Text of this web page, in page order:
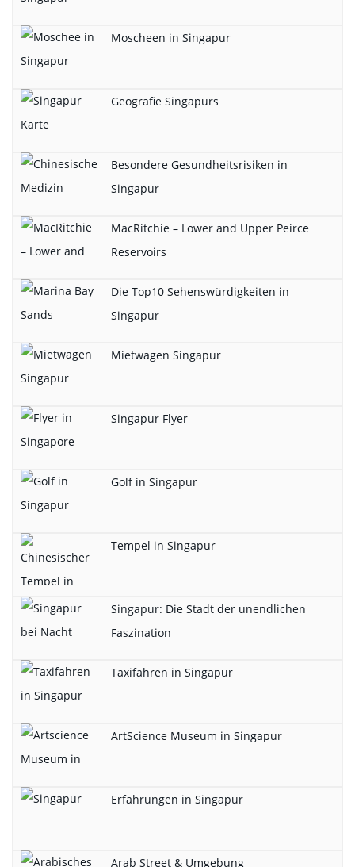
Moscheen in Singapur
Geografie Singapurs
Besondere Gesundheitsrisiken in
Singapur
MacRitchie – Lower and Upper Peirce
Reservoirs
Die Top10 Sehenswürdigkeiten in
Singapur
Mietwagen Singapur
Singapur Flyer
Golf in Singapur
Tempel in Singapur
Singapur: Die Stadt der unendlichen
Faszination
Taxifahren in Singapur
ArtScience Museum in Singapur
Erfahrungen in Singapur
Arab Street & Umgebung